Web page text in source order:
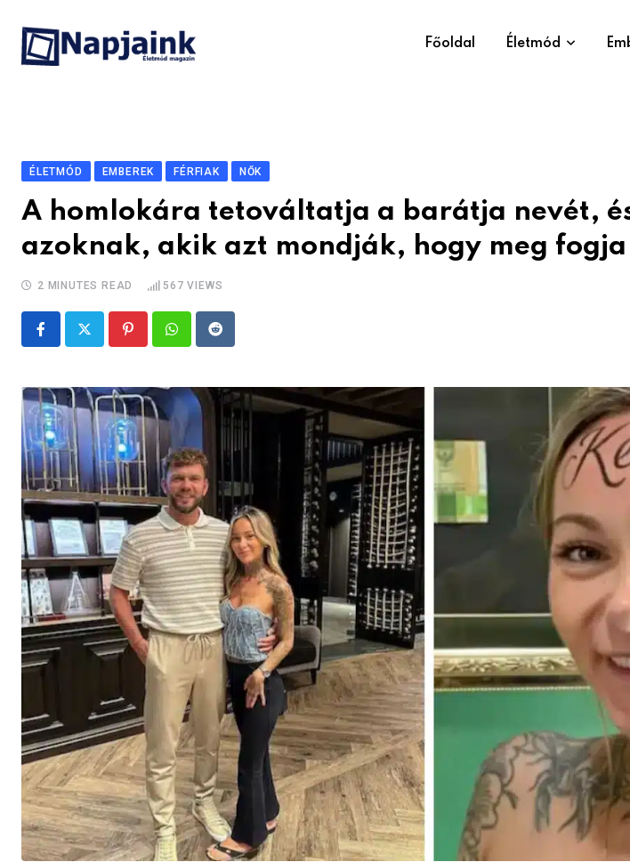
content
Főoldal Életmód
ÉLETMÓD EMBEREK FÉRFIAK NŐK
A homlokára tetováltatja a barátja nevét,
azoknak, akik azt mondják, hogy meg
2 MINUTES READ 567 VIEWS
PinterestWhatsappReddit